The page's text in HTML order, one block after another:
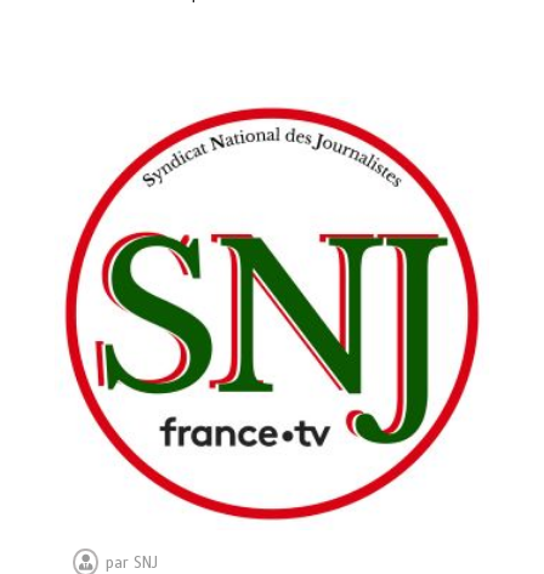
par SNJ